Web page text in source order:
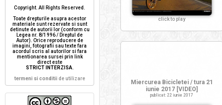
click to play
Miercurea Bicicletei / tura 21
iunie 2017 [VIDEO]
publicat: 22 iunie 2017
Copyright. All Rights Reserved.
Toate drepturile asupra acestor
materiale sunt rezervate si sunt
detinute de autorii lor (conform cu
Legea nr. 8/1996 / Dreptul de
Autor). Orice reproducere de
imagini, fotografii sau texte fara
acordul scris al autorilor si fara
mentionarea sursei prin link
direct este
STRICT INTERZISA.
termeni si conditii de utilizare